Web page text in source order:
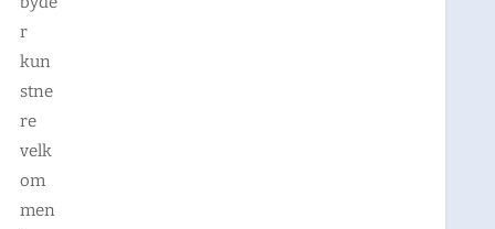
r
kun
stne
re
velk
om
men